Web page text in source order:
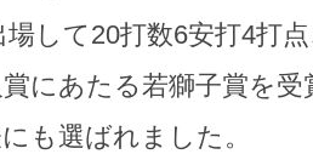
して20打数6安打4打
にあたる若獅子賞を
も選ばれました。